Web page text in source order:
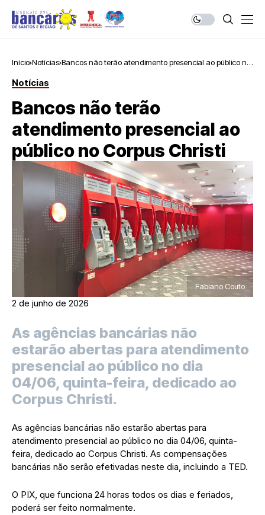
Início Notícias Bancos não terão atendimento presencial ao público no
Notícias
Bancos não terão
atendimento presencial ao
público no Corpus Christi
Fabiano Couto
2 de junho de 2026
As agências bancárias não
estarão abertas para atendimento
presencial ao público no dia
04/06, quinta-feira, dedicado ao
Corpus Christi.
As agências bancárias não estarão abertas para
atendimento presencial ao público no dia 04/06, quinta-
feira, dedicado ao Corpus Christi. As compensações
bancárias não serão efetivadas neste dia, incluindo a TED.
O PIX, que funciona 24 horas todos os dias e feriados,
poderá ser feito normalmente.